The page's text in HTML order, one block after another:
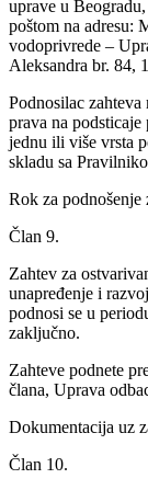
uprave u
poštom na adresu:
vodoprivrede –
Aleksandra br. 84,
Podnosilac zahteva
prava na
jednu ili više vrsta
skladu sa
Rok za podnošenje
Član 9.
Zahtev za
unapređenje i
podnosi se u
zaključno.
Zahteve podnete
člana, Uprava
Dokumentacija uz
Član 10.